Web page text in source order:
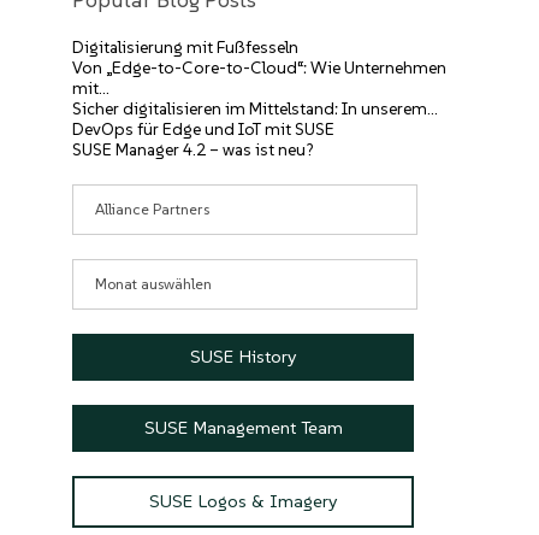
Digitalisierung mit Fußfesseln
Von „Edge-to-Core-to-Cloud“: Wie Unternehmen
mit…
Sicher digitalisieren im Mittelstand: In unserem…
DevOps für Edge und IoT mit SUSE
SUSE Manager 4.2 – was ist neu?
SUSE History
SUSE Management Team
SUSE Logos & Imagery